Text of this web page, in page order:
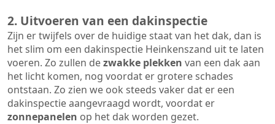
2. Uitvoeren van een dakinspectie
Zijn er twijfels over de huidige staat van het dak, dan is
het slim om een dakinspectie Heinkenszand uit te laten
voeren. Zo zullen dezwakke plekken van een dak aan
het licht komen, nog voordat er grotere schades
ontstaan. Zo zien we ook steeds vaker dat er een
dakinspectie aangevraagd wordt, voordat er
zonnepanelen op het dak worden gezet.